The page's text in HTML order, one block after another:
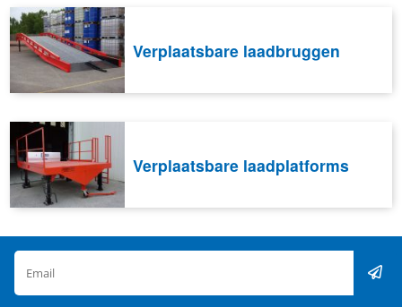
Verplaatsbare laadbruggen
Verplaatsbare laadplatforms